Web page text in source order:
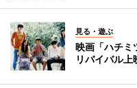
見る・遊ぶ
映画「ハチミ
リバイバル上